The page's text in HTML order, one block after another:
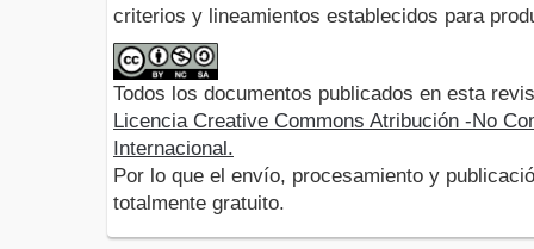
criterios y lineamientos establecidos para
Todos los documentos publicados en esta
Licencia Creative Commons Atribución -No
Internacional.
Por lo que el envío, procesamiento y
totalmente gratuito.